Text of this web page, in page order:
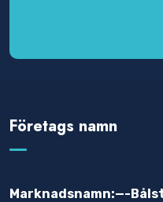
Företags namn
Marknadsnamn:—-